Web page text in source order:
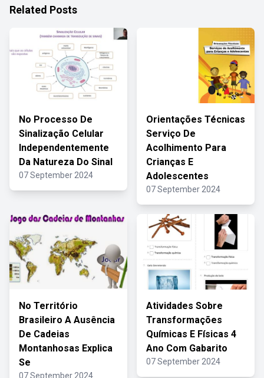
Related Posts
No Processo De
Sinalização Celular
Independentemente
Da Natureza Do Sinal
07 September 2024
Orientações Técnicas
Serviço De
Acolhimento Para
Crianças E
Adolescentes
07 September 2024
No Território
Brasileiro A Ausência
De Cadeias
Montanhosas Explica
Se
07 September 2024
Atividades Sobre
Transformações
Químicas E Físicas 4
Ano Com Gabarito
07 September 2024